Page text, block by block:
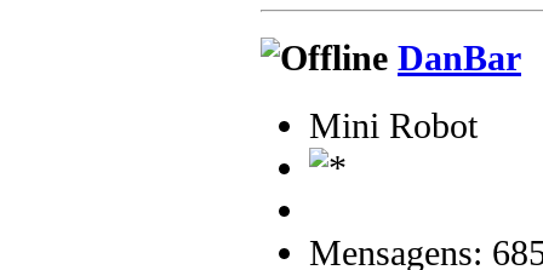
DanBar
Mini Robot
Mensagens: